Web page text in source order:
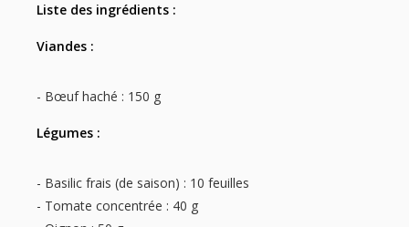
Liste des ingrédients :
Viandes :
- Bœuf haché : 150 g
Légumes :
- Basilic frais (de saison) : 10 feuilles
- Tomate concentrée : 40 g